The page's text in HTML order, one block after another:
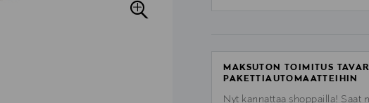
MAKSUTON TOIMITUS
PAKETTIAUTOMAATTEIHIN
Nyt kannattaa shoppailla! Saat